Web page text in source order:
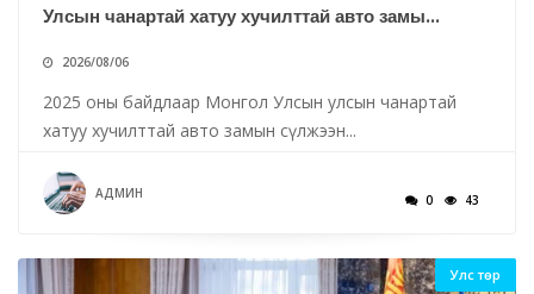
Улсын чанартай хатуу хучилттай авто замы...
2026/08/06
2025 оны байдлаар Монгол Улсын улсын чанартай
хатуу хучилттай авто замын сүлжээн...
АДМИН 0 43
Улс төр